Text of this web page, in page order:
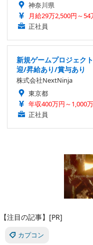
神奈川県
月給29万2,500円～54
正社員
新規ゲームプロジェク
迎/昇給あり/賞与あり
株式会社NextNinja
東京都
年収400万円～1,000
正社員
【注目の記事】[PR]
カプコン